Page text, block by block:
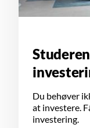
Du behøver
at investere.
investering.